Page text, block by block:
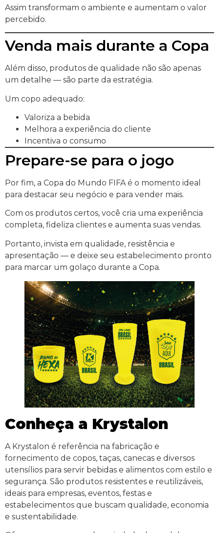
Assim transformam o ambiente e aumentam o valor
percebido.
Venda mais durante a Copa
Além disso, produtos de qualidade não são apenas
um detalhe — são parte da estratégia.
Um copo adequado:
Valoriza a bebida
Melhora a experiência do cliente
Incentiva o consumo
Prepare-se para o jogo
Por fim, a Copa do Mundo FIFA é o momento ideal
para destacar seu negócio e para vender mais.
Com os produtos certos, você cria uma experiência
completa, fideliza clientes e aumenta suas vendas.
Portanto, invista em qualidade, resistência e
apresentação — e deixe seu estabelecimento pronto
para marcar um golaço durante a Copa.
Conheça a Krystalon
A Krystalon é referência na fabricação e
fornecimento de copos, taças, canecas e diversos
utensílios para servir bebidas e alimentos com estilo e
segurança. São produtos resistentes e reutilizáveis,
ideais para empresas, eventos, festas e
estabelecimentos que buscam qualidade, economia
e sustentabilidade.